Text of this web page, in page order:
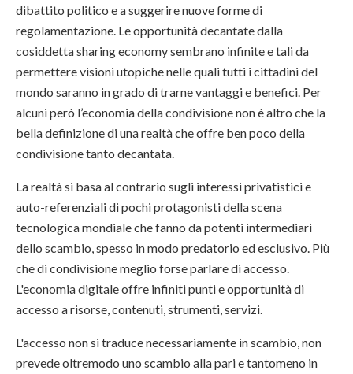
dibattito politico e a suggerire nuove forme di
regolamentazione. Le opportunità decantate dalla
cosiddetta sharing economy sembrano infinite e tali da
permettere visioni utopiche nelle quali tutti i cittadini del
mondo saranno in grado di trarne vantaggi e benefici. Per
alcuni però l’economia della condivisione non è altro che la
bella definizione di una realtà che offre ben poco della
condivisione tanto decantata.
La realtà si basa al contrario sugli interessi privatistici e
auto-referenziali di pochi protagonisti della scena
tecnologica mondiale che fanno da potenti intermediari
dello scambio, spesso in modo predatorio ed esclusivo. Più
che di condivisione meglio forse parlare di accesso.
L'economia digitale offre infiniti punti e opportunità di
accesso a risorse, contenuti, strumenti, servizi.
L'accesso non si traduce necessariamente in scambio, non
prevede oltremodo uno scambio alla pari e tantomeno in